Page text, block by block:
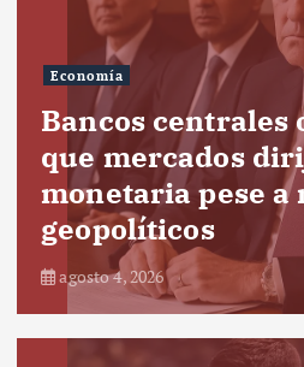
Economía
Bancos centrales
que mercados
monetaria pese a
geopolíticos
agosto 4, 2026